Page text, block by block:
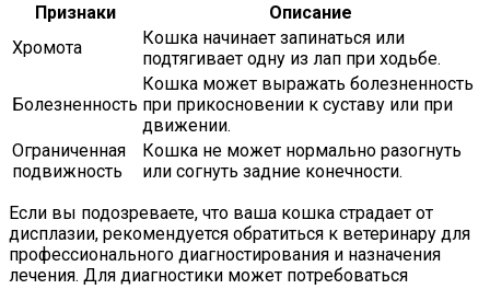
Признаки
Описание
Хромота
Кошка начинает запинаться или
подтягивает одну из лап при ходьбе.
Болезненность
Кошка может выражать болезненность
при прикосновении к суставу или при
движении.
Ограниченная
подвижность
Кошка не может нормально разогнуть
или согнуть задние конечности.
Если вы подозреваете, что ваша кошка страдает от
дисплазии, рекомендуется обратиться к ветеринару для
профессионального диагностирования и назначения
лечения. Для диагностики может потребоваться